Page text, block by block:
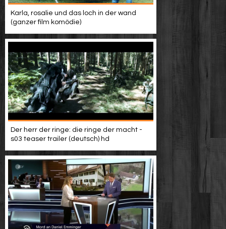
Karla, rosalie und das loch in der wand
(ganzer film komödie)
Der herr der ringe: die ringe der macht -
s03 teaser trailer (deutsch) hd